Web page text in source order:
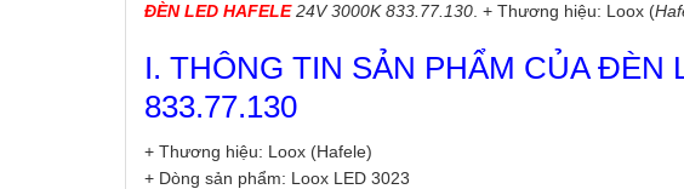
ĐÈN LED HAFELE24V 3000K 833.77.130 . + Thương hiệu: Loox (
I. THÔNG TIN SẢN PHẨM CỦA ĐÈN
833.77.130
+ Thương hiệu: Loox (Hafele)
+ Dòng sản phẩm: Loox LED 3023